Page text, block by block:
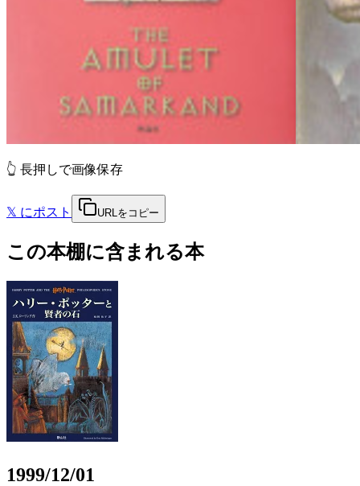
👆 長押しで画像保存
𝕏 にポスト URLをコピー
この本棚に含まれる本
1999/12/01